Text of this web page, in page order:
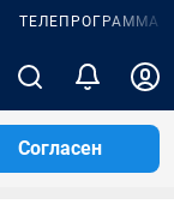
ТЕЛЕПРОГРАММА
Согласен